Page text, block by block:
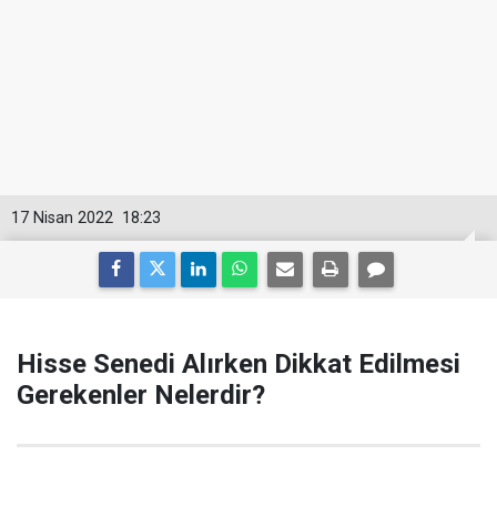
18:23
17 Nisan 2022
Hisse Senedi Alırken Dikkat Edilmesi
Gerekenler Nelerdir?